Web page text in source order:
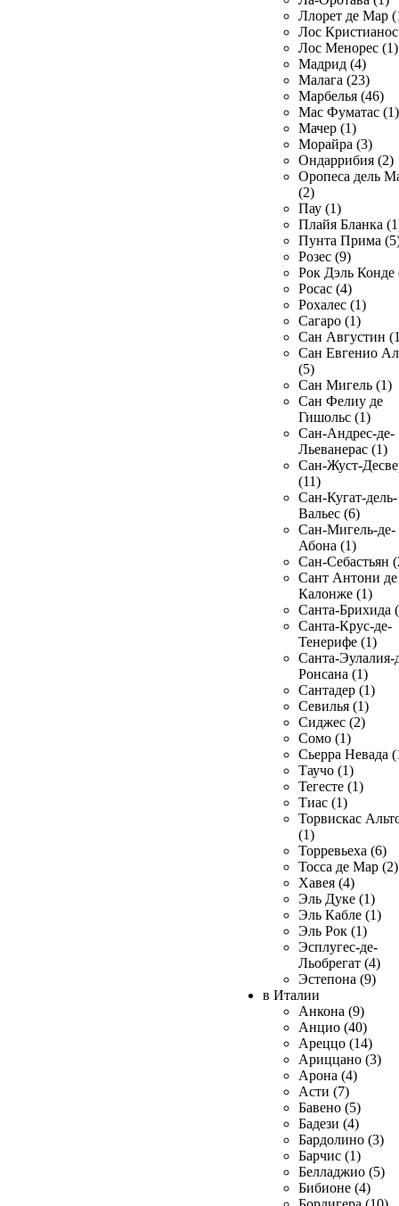
Ллорет де Мар
Лос
Лос Менорес (1)
Мадрид (4)
Малага (23)
Марбелья (46)
Мас Фуматас (1)
Мачер (1)
Морайра (3)
Ондаррибия (2)
Оропеса дель
(2)
Пау (1)
Плайя Бланка
Пунта Прима
Розес (9)
Рок Дэль Конде
Росас (4)
Рохалес (1)
Сагаро (1)
Сан Августин
Сан Евгенио
(5)
Сан Мигель (1)
Сан Фелиу де
Гишольс (1)
Сан-Андрес-де-
Льеванерас (1)
Сан-Жуст-
(11)
Сан-Кугат-дель-
Вальес (6)
Сан-Мигель-де-
Абона (1)
Сан-Себастьян
Сант Антони де
Калонже (1)
Санта-Брихида
Санта-Крус-де-
Тенерифе (1)
Санта-Эулалия-
Ронсана (1)
Сантадер (1)
Севилья (1)
Сиджес (2)
Сомо (1)
Сьерра Невада
Таучо (1)
Тегесте (1)
Тиас (1)
Торвискас
(1)
Торревьеха (6)
Тосса де Мар (2)
Хавея (4)
Эль Дуке (1)
Эль Кабле (1)
Эль Рок (1)
Эсплугес-де-
Льобрегат (4)
Эстепона (9)
в Италии
Анкона (9)
Анцио (40)
Ареццо (14)
Ариццано (3)
Арона (4)
Асти (7)
Бавено (5)
Бадези (4)
Бардолино (3)
Барчис (1)
Белладжио (5)
Бибионе (4)